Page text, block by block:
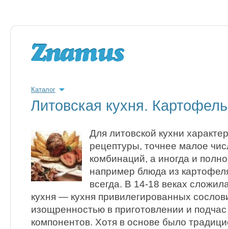
Каталог
Литовская кухня.
Для литовской кухни
рецептуры, точнее малое
комбинаций, а иногда и
например блюда из
всегда. В 14-18 веках
кухня — кухня привилегированных
изощренностью в приготовлении и
компонентов. Хотя в основе было